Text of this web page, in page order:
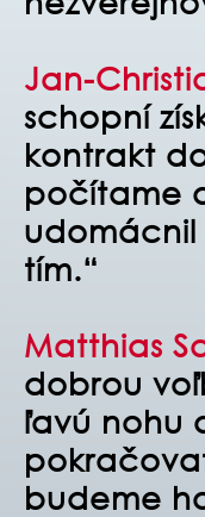
Jan-
schopní
kontrakt
počítame
tím.“
Matthias
dobrou
ľavú nohu
budeme